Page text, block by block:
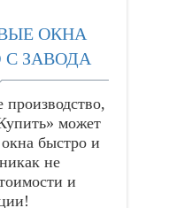
ОКНА
ЗАВОДА
производство,
может
быстро и
не
и